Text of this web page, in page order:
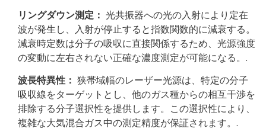
リングダウン測定： 光共振器への光の入射により定在
波が発生し、入射が停止すると指数関数的に減衰する。
減衰時定数は分子の吸収に直接関係するため、光源強度
の変動に左右されない正確な濃度測定が可能になる。.
波長特異性： 狭帯域幅のレーザー光源は、特定の分子
吸収線をターゲットとし、他のガス種からの相互干渉を
排除する分子選択性を提供します。この選択性により、
複雑な大気混合ガス中の測定精度が保証されます。.